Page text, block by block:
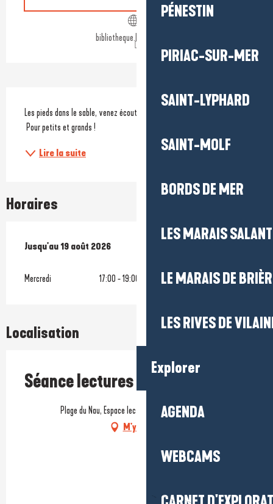
PÉNESTIN
PIRIAC-SUR-MER
SAINT-LYPHARD
SAINT-MOLF
BORDS DE MER
LES MARAIS
LE MARAIS DE
LES RIVES DE
Explorer
AGENDA
WEBCAMS
bibliotheque.lepouliguen.fr
Description
Les pieds dans le sable, venez écouter Marion raconter des histoires.
Pour petits et grands !
Lire la suite
Horaires
Du8 juillet 2026 au19 août 2026
Jusqu'au19 août 2026
Mercredi 17:00 - 19:00
Localisation
Séance lectures à Nau plage
Plage du Nau, Espace lecture, 44510 Le Pouliguen
M'y rendre